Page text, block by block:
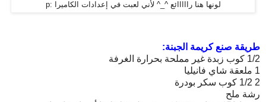
لونها هنا رااااائع ^_^ لأني لعبت في إعدادات الكاميرا :p
طريقة صنع كريمة الجبنة:
1/2 كوب زبدة غير مملحة بحرارة الغرفة
1 ملعقة شاي فانيليا
2 1/2 كوب سكر بودرة
رشة ملح